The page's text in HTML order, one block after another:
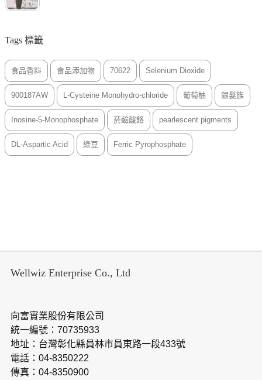
Tags 標籤
食品香料 食品添加物 70622 Selenium Dioxide
900187AW L-Cysteine Monohydro-chloride 葡萄柚 銀髮族
Inosine-5-Monophosphate 菸鹼酸鉻 pearlescent pigments
DL-Aspartic Acid 綠豆 Ferric Pyrophosphate
Wellwiz Enterprise Co., Ltd
向富實業股份有限公司
統一編號：70735933
地址：台灣彰化縣員林市員東路一段433號
電話：04-8350222
傳真：04-8350900